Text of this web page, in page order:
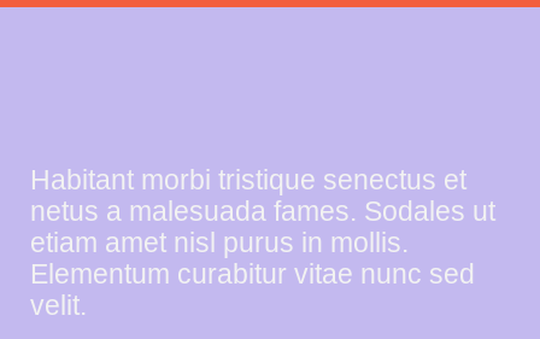
Habitant morbi tristique senectus et
netus a malesuada fames. Sodales ut
etiam amet nisl purus in mollis.
Elementum curabitur vitae nunc sed
velit.